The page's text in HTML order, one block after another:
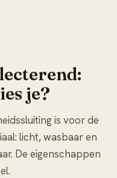
je?
is voor de
licht, wasbaar en
De eigenschappen